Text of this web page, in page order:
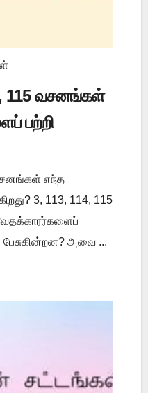
115 வசனங்கள்
பற்றி
எந்த
3, 113, 114, 115
பேசுகின்றன? அவை ...